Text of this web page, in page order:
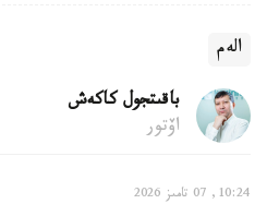
الەم
باقىتجول كاكەش
اۆتور
10:24, 07 تامىز 2026